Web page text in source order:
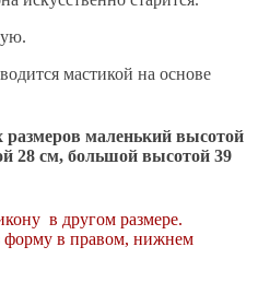
мастикой на основе
размеров маленький высотой
28 см, большой высотой 39
в другом размере.
форму в правом, нижнем